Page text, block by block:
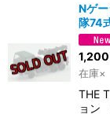
Nゲ
隊74
1,200
在庫×
THE
ョン